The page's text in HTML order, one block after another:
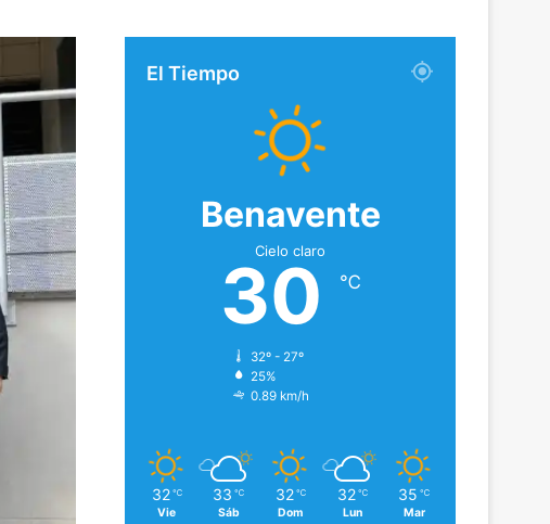
El Tiempo
Benavente
Cielo claro
30 ℃
32º - 27º
25%
0.89 km/h
32 ℃
Vie
33 ℃
Sáb
32 ℃
Dom
32 ℃
Lun
35 ℃
Mar